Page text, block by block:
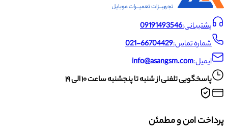
پشتیبانی:09191493546
شماره تماس:021-66704429
ایمیل:info@asangsm.com
پاسخگویی تلفنی از شنبه تا پنجشنبه ساعت ۱۰ الی ۱۹
پرداخت امن و مطمئن